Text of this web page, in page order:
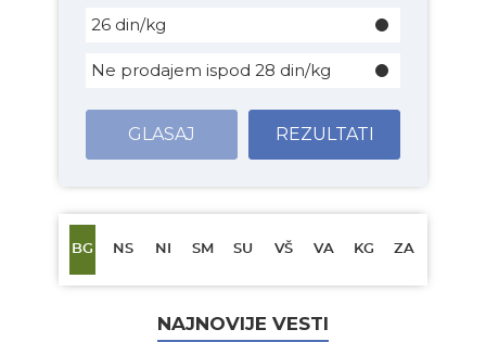
26 din/kg
Ne prodajem ispod 28 din/kg
GLASAJ REZULTATI
BG NS NI SM SU VŠ VA KG ZA
NAJNOVIJE VESTI